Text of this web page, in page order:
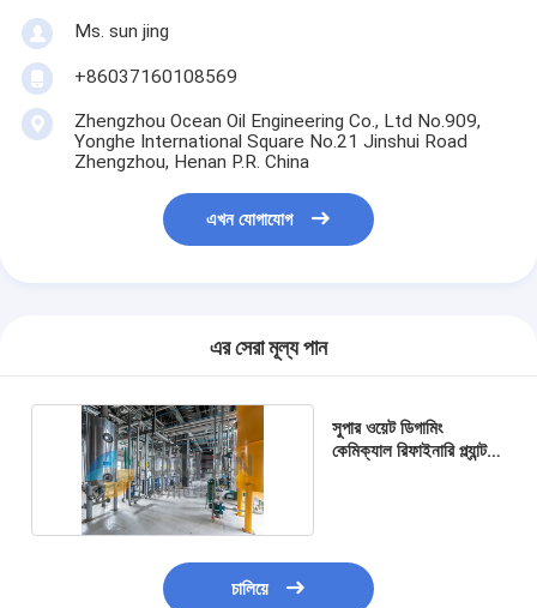
Ms. sun jing
+86037160108569
Zhengzhou Ocean Oil Engineering Co., Ltd No.909,
Yonghe International Square No.21 Jinshui Road
Zhengzhou, Henan P.R. China
এখন যোগাযোগ
এর সেরা মূল্য পান
সুপার ওয়েট ডিগামিং
কেমিক্যাল রিফাইনারি প্ল্যান্ট
চালিয়ে